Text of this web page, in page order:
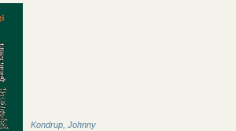
Kondrup, Johnny